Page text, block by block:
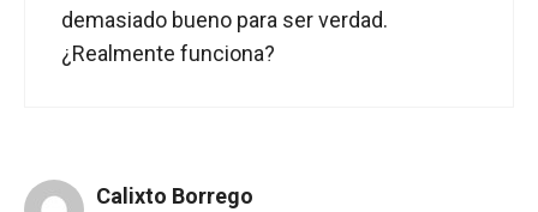
demasiado bueno para ser verdad.
¿Realmente funciona?
Calixto Borrego